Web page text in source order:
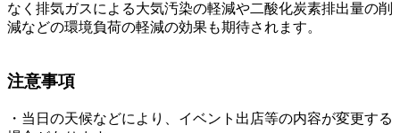
なく排気ガスによる大気汚染の軽減や二酸化炭素排出量の削
減などの環境負荷の軽減の効果も期待されます。
注意事項
・当日の天候などにより、イベント出店等の内容が変更する